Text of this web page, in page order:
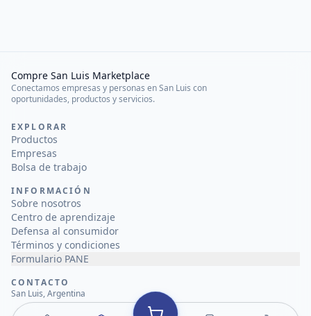
Compre San Luis Marketplace
Conectamos empresas y personas en San Luis con
oportunidades, productos y servicios.
EXPLORAR
Productos
Empresas
Bolsa de trabajo
INFORMACIÓN
Sobre nosotros
Centro de aprendizaje
Defensa al consumidor
Términos y condiciones
Formulario PANE
CONTACTO
San Luis, Argentina